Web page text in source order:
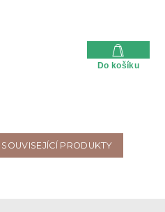
Do košíku
PRODUKTY